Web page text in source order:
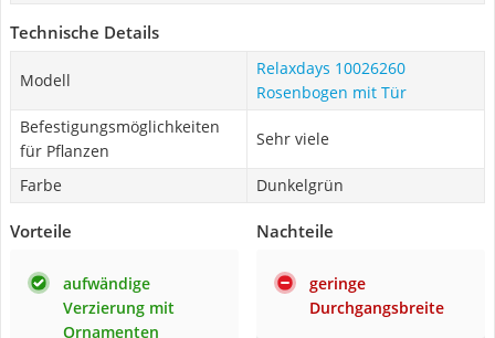
Technische Details
Modell
Relaxdays 10026260
Rosenbogen mit Tür
Befestigungsmöglichkeiten
für Pflanzen
Sehr viele
Farbe Dunkelgrün
Vorteile
aufwändige
Verzierung mit
Ornamenten
Nachteile
geringe
Durchgangsbreite